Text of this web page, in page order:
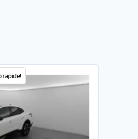
rapide!